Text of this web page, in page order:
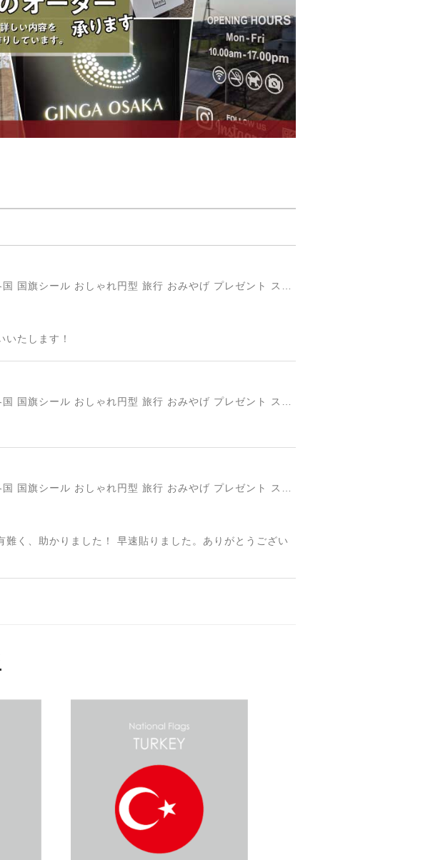
たします！
く、助かりました！ 早速貼りました。ありがとうござい